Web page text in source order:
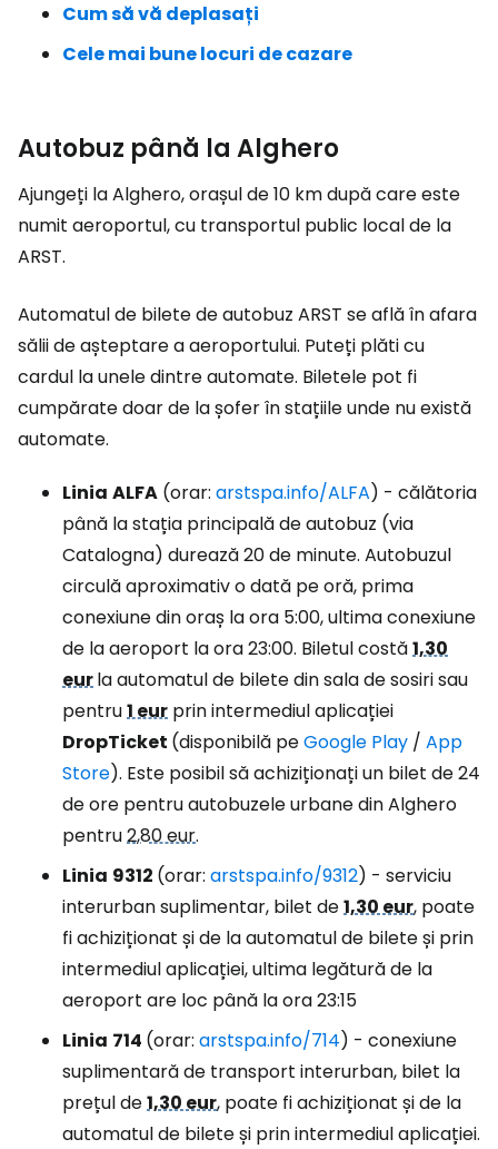
Cum să vă deplasați
Cele mai bune locuri de cazare
Autobuz până la Alghero
Ajungeți la Alghero, orașul de 10 km după care este
numit aeroportul, cu transportul public local de la
ARST.
Automatul de bilete de autobuz ARST se află în afara
sălii de așteptare a aeroportului. Puteți plăti cu
cardul la unele dintre automate. Biletele pot fi
cumpărate doar de la șofer în stațiile unde nu există
automate.
Linia ALFA (orar: arstspa.info/ALFA) - călătoria
până la stația principală de autobuz (via
Catalogna) durează 20 de minute. Autobuzul
circulă aproximativ o dată pe oră, prima
conexiune din oraș la ora 5:00, ultima conexiune
de la aeroport la ora 23:00. Biletul costă1,30
eurla automatul de bilete din sala de sosiri sau
pentru1 eur prin intermediul aplicației
DropTicket (disponibilă peGoogle Play / App
Store). Este posibil să achiziționați un bilet de 24
de ore pentru autobuzele urbane din Alghero
pentru2,80 eur.
Linia 9312 (orar: arstspa.info/9312) - serviciu
interurban suplimentar, bilet de1,30 eur, poate
fi achiziționat și de la automatul de bilete și prin
intermediul aplicației, ultima legătură de la
aeroport are loc până la ora 23:15
Linia 714 (orar: arstspa.info/714) - conexiune
suplimentară de transport interurban, bilet la
prețul de1,30 eur, poate fi achiziționat și de la
automatul de bilete și prin intermediul aplicației.